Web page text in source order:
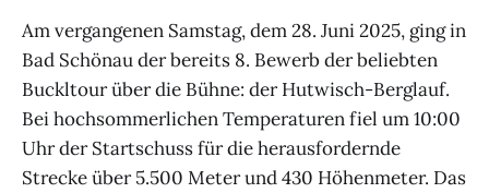
Am vergangenen Samstag, dem 28. Juni 2025, ging in
Bad Schönau der bereits 8. Bewerb der beliebten
Buckltour über die Bühne: der Hutwisch-Berglauf.
Bei hochsommerlichen Temperaturen fiel um 10:00
Uhr der Startschuss für die herausfordernde
Strecke über 5.500 Meter und 430 Höhenmeter. Das